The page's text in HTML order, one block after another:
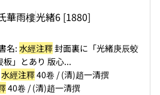
華雨樓光緒6 [1880]
名: 水經注釋封面裏に「光緒庚辰蛟
」とあり 版心...
水經注釋40卷 / (清)趙一清撰
40卷 / (清)趙一清撰